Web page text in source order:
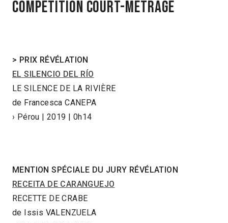
COMPÉTITION COURT-MÉTRAGE
> PRIX RÉVÉLATION
EL SILENCIO DEL RÍO
LE SILENCE DE LA RIVIÈRE
de Francesca CANEPA
› Pérou | 2019 | 0h14
MENTION SPÉCIALE DU JURY RÉVÉLATION
RECEITA DE CARANGUEJO
RECETTE DE CRABE
de Issis VALENZUELA